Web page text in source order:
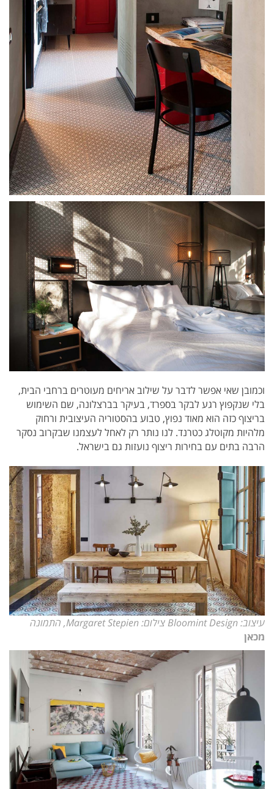
וכמובן שאי אפשר לדבר על שילוב אריחים מעוטרים ברחבי הבית,
בלי שנקפוץ רגע לבקר בספרד, בעיקר בברצלונה, שם השימוש
בריצוף כזה הוא מאוד נפוץ, טבוע בהסטוריה העיצובית ורחוק
מלהיות מקוטלג כטרנד. לנו נותר רק לאחל לעצמנו שבקרוב נסקר
הרבה בתים עם בחירות ריצוף נועזות גם בישראל.
עיצוב: Bloomint Design צילום: Margaret Stepien, התמונה
מכאן